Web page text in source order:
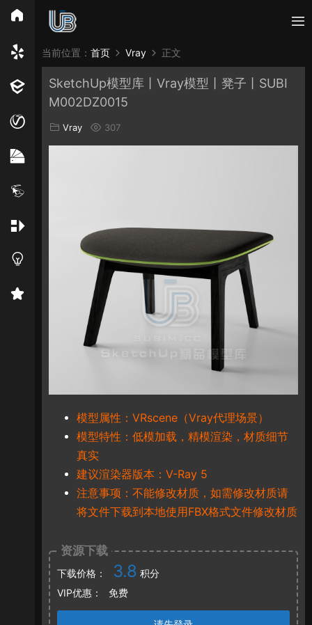
所有分类
Enscape PB3构件 构件 轮廓
当前位置： 首页 Vray 正文
SketchUp模型库丨Vray模型丨凳子丨SUBI
M002DZ0015
Vray 307
模型属性：VRscene（Vray代理场景）
模型特性：低模加载，精模渲染，材质细节
真实
建议渲染器版本：V-Ray 5
注意事项：不能修改材质，如需修改材质请
将文件下载到本地使用FBX格式文件修改材质
资源下载
下载价格： 3.8 积分
VIP优惠：
免费